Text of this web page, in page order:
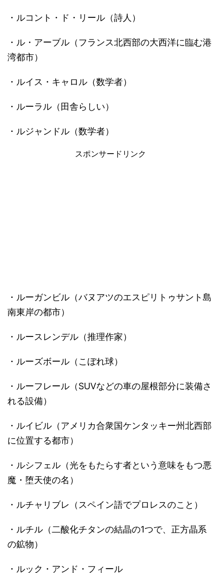
・ルコント・ド・リール（詩人）
・ル・アーブル（フランス北西部の大西洋に臨む港
湾都市）
・ルイス・キャロル（数学者）
・ルーラル（田舎らしい）
・ルジャンドル（数学者）
スポンサードリンク
・ルーガンビル（バヌアツのエスピリトゥサント島
南東岸の都市）
・ルースレンデル（推理作家）
・ルーズボール（こぼれ球）
・ルーフレール（SUVなどの車の屋根部分に装備さ
れる設備）
・ルイビル（アメリカ合衆国ケンタッキー州北西部
に位置する都市）
・ルシフェル（光をもたらす者という意味をもつ悪
魔・堕天使の名）
・ルチャリブレ（スペイン語でプロレスのこと）
・ルチル（二酸化チタンの結晶の1つで、正方晶系
の鉱物）
・ルック・アンド・フィール